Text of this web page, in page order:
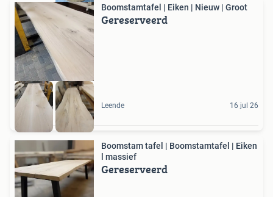
Boomstamtafel | Eiken | Nieuw | Groot
Gereserveerd
Leende 16 jul 26
Boomstam tafel | Boomstamtafel | Eiken
l massief
Gereserveerd